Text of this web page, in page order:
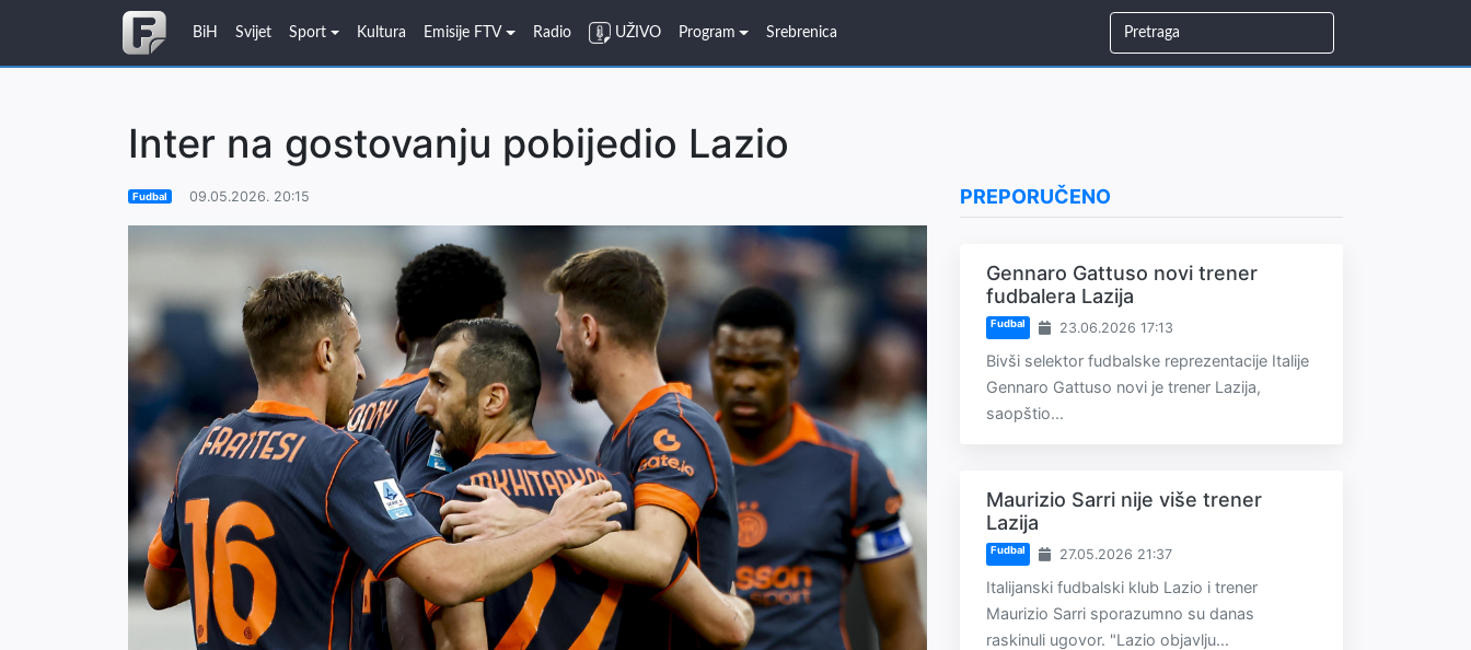
BiH Svijet Sport Kultura Emisije FTV Radio UŽIVO Program Srebrenica
Inter na gostovanju pobijedio Lazio
Fudbal 09.05.2026. 20:15 PREPORUČENO
Gennaro Gattuso novi trener
fudbalera Lazija
Fudbal 23.06.2026 17:13
Bivši selektor fudbalske reprezentacije Italije
Gennaro Gattuso novi je trener Lazija,
saopštio...
Maurizio Sarri nije više trener
Lazija
Fudbal 27.05.2026 21:37
Italijanski fudbalski klub Lazio i trener
Maurizio Sarri sporazumno su danas
raskinuli ugovor. "Lazio objavlju...